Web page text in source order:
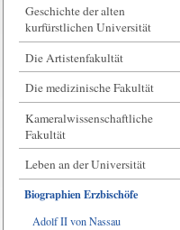
Geschichte der alten
kurfürstlichen Universität
Die Artistenfakultät
Die medizinische Fakultät
Kameralwissenschaftliche
Fakultät
Leben an der Universität
Biographien Erzbischöfe
Adolf II von Nassau